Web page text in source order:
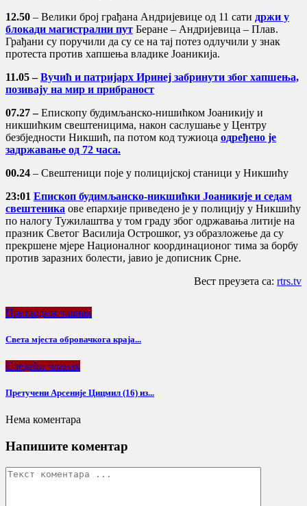
12.50 – Велики број грађана Андријевице од 11 сати држи у
блокади магистрални пут Беране – Андријевица – Плав.
Грађани су поручили да су се на тај потез одлучили у знак
протеста против хапшења владике Јоаникија.
11.05 –Вучић и патријарх Иринеј забринути због хапшења,
позивају на мир и прибраност
07.27 –Епископу будимљанско-нишићком Јоаникију и
никшићким свештеницима, након саслушање у Центру
безбједности Никшић, па потом код тужиоца одређено је
задржавање од 72 часа.
00.24 – Свештеници поје у полицијској станици у Никшићу
23:01 Епископ будимљанско-никшићки Јоаникије и седам
свештеника ове епархије приведено је у полицију у Никшићу
по налогу Тужилаштва у том граду због одржавања литије на
празник Светог Василија Острошког, уз образложење да су
прекршене мјере Националног координационог тима за борбу
против заразних болести, јавио је дописник Срне.
Вест преузета са: rtrs.tv
Претходни чланак
Света мјеста обровачкога краја...
Следећи чланак
Претучени Арсеније Цицмил (16) из...
Нема коментара
Напишите коментар